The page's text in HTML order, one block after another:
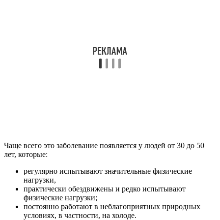
Чаще всего это заболевание появляется у людей от 30 до 50
лет, которые:
регулярно испытывают значительные физические
нагрузки,
практически обездвижены и редко испытывают
физические нагрузки;
постоянно работают в неблагоприятных природных
условиях, в частности, на холоде.